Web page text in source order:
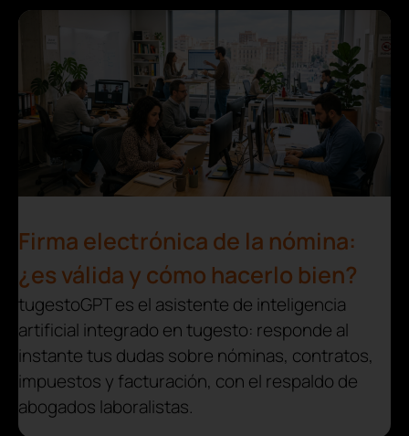
Firma electrónica de la nómina:
¿es válida y cómo hacerlo bien?
tugestoGPT es el asistente de inteligencia
artificial integrado en tugesto: responde al
instante tus dudas sobre nóminas, contratos,
impuestos y facturación, con el respaldo de
abogados laboralistas.